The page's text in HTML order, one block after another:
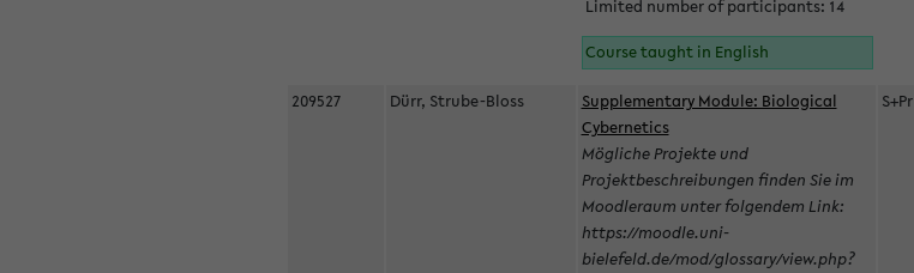
Limited number of participants: 14
Course taught in English
209527 Dürr, Strube-Bloss
Supplementary Module: Biological
Cybernetics
Mögliche Projekte und
Projektbeschreibungen finden Sie im
Moodleraum unter folgendem Link:
https://moodle.uni-
bielefeld.de/mod/glossary/view.php?
S+Pr